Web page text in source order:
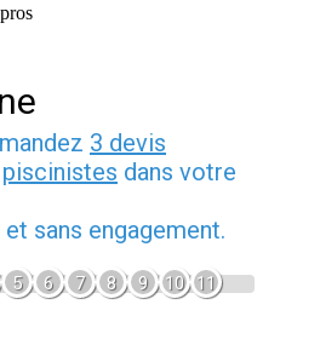
3 devis
piscinistes dans votre
sans engagement.
5 6 7 8 9 10 11